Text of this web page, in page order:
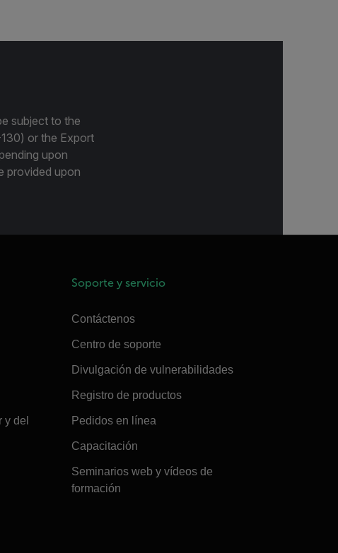
subject to the
or the Export
upon
provided upon
y del
Soporte y servicio
Contáctenos
Centro de soporte
Divulgación de vulnerabilidades
Registro de productos
Pedidos en línea
Capacitación
Seminarios web y vídeos de
formación